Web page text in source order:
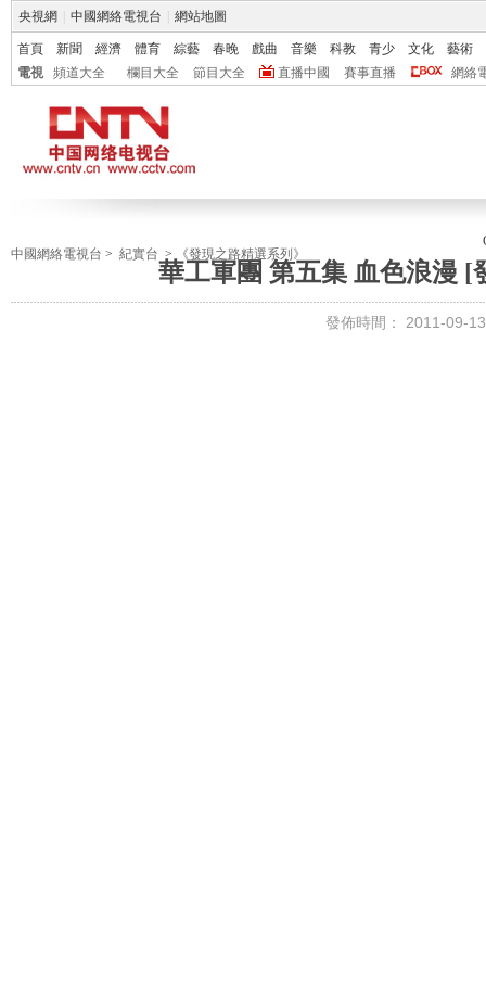
央視網 中國網絡電視台 網站地圖
首頁 新聞 經濟 體育 綜藝 春晚 戲曲 音樂 科教 青少 文化
藝術
電視
頻道大全 欄目大全 節目大全 直播中國 賽事直播 網絡
中國網絡電視台 > 紀實台 > 《發現之路精選系列》
華工軍團 第五集 血色浪漫 [
發佈時間： 2011-09-